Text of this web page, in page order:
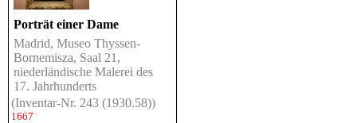
Porträt einer Dame
Madrid, Museo Thyssen-
Bornemisza, Saal 21,
niederländische Malerei des
17. Jahrhunderts
(Inventar-Nr. 243 (1930.58))
1667